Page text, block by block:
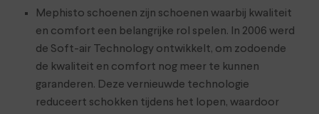
Mephisto schoenen zijn schoenen waarbij kwaliteit
en comfort een belangrijke rol spelen. In 2006 werd
de Soft-air Technology ontwikkelt, om zodoende
de kwaliteit en comfort nog meer te kunnen
garanderen. Deze vernieuwde technologie
reduceert schokken tijdens het lopen, waardoor